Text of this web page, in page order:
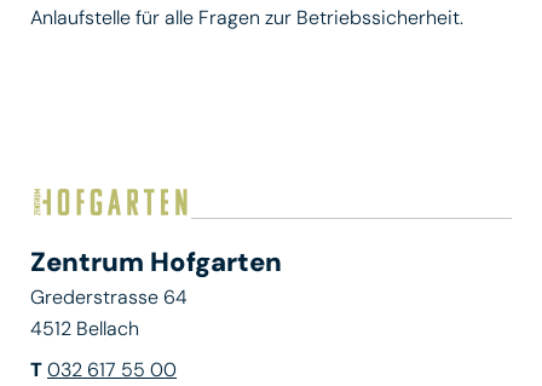
Anlaufstelle für alle Fragen zur Betriebssicherheit.
Zentrum Hofgarten
Grederstrasse 64
4512 Bellach
T032 617 55 00